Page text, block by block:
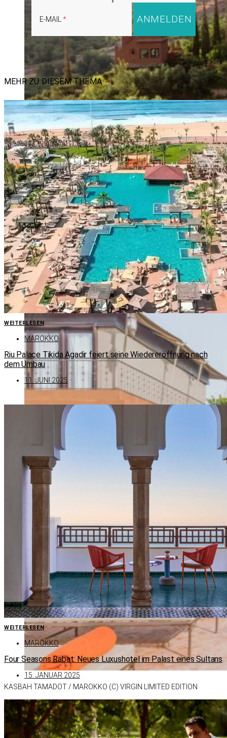
KAS­BAH TA­MA­DOT /​ MA­ROKKO (C) VIR­GIN LI­MI­TED EDI­TION
KAS­BAH TA­MA­DOT /​ MA­ROKKO (C) VIR­GIN LI­MI­TED EDI­TION
E-MAIL
MEHR ZU DIESEM THEMA
WEITERLESEN
MAROKKO
Riu Palace Tikida Agadir feiert seine Wiedereröffnung nach
dem Umbau
11. JUNI 2025
WEITERLESEN
MAROKKO
Four Seasons Rabat: Neues Luxushotel im Palast eines Sultans
15. JANUAR 2025